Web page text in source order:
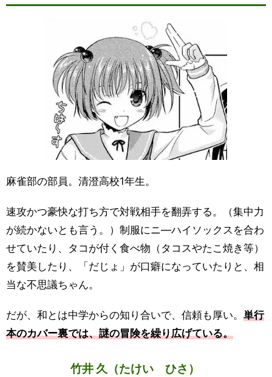
麻雀部の部員。清澄高校1年生。
速攻かつ豪快な打ち方で対戦相手を翻弄する。（集中力
が続かないとも言う。）制服にニ―ハイソックスを合わ
せていたり、タコが付く食べ物（タコスやたこ焼き等）
を賛美したり、「だじょ」が口癖になっていたりと、相
当な不思議ちゃん。
だが、和とは中学からの知り合いで、信頼も厚い。 単行
本のカバー裏では、謎の冒険を繰り広げている。
竹井 久（たけい ひさ）